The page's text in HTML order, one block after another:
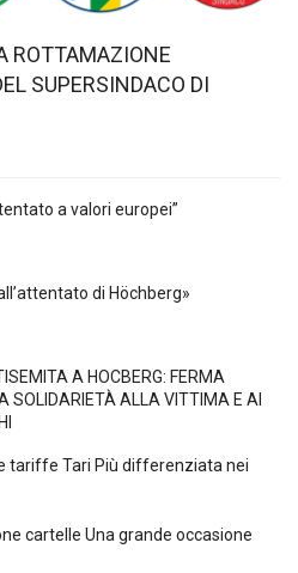
ROTTAMAZIONE
SUPERSINDACO DI
a valori europei”
di Höchberg»
A HÖCBERG: FERMA
SOLIDARIETÀ ALLA VITTIMA E AI
tariffe Tari Più differenziata nei
cartelle Una grande occasione